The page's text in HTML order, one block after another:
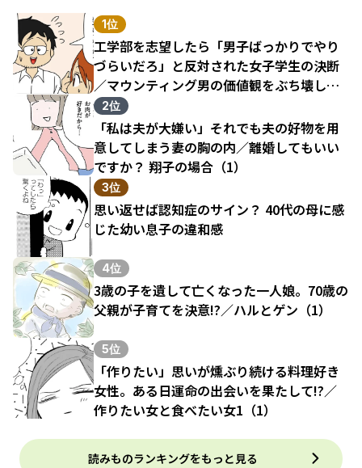
1位
工学部を志望したら「男子ばっかりでやり
づらいだろ」と反対された女子学生の決断
／マウンティング男の価値観をぶち壊した
結果（1）
2位
「私は夫が大嫌い」それでも夫の好物を用
意してしまう妻の胸の内／離婚してもいい
ですか？ 翔子の場合（1）
3位
思い返せば認知症のサイン？ 40代の母に感
じた幼い息子の違和感
4位
3歳の子を遺して亡くなった一人娘。70歳の
父親が子育てを決意!?／ハルとゲン（1）
5位
「作りたい」思いが燻ぶり続ける料理好き
女性。ある日運命の出会いを果たして!?／
作りたい女と食べたい女1（1）
読みものランキングをもっと見る